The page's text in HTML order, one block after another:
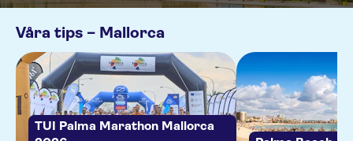
Våra tips – Mallorca
TUI Palma Marathon Mallorca
NO-PICKUP
Son Corb Boutique Hotel
Europa Apartamentos
Hipotels Dunas
Hipotels Flamenco
Gratis avbokning
Elektronisk biljett
Guidad rundtur
Kategorier
Aktiviteter
Vattenaktiviteter
Utomhusaktiviteter
Utflykter & dagsturer
Båtturer
Biljetter och evenemang
Språk på utflykten
English